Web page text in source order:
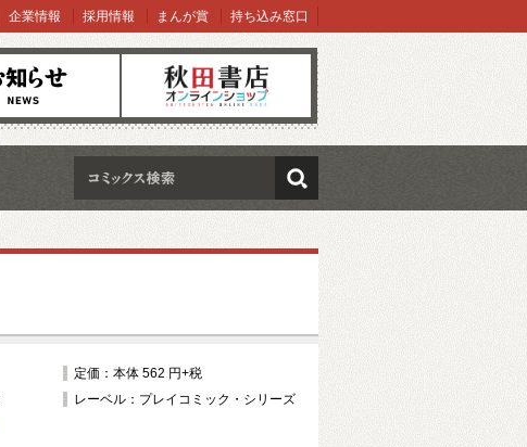
オンラインショップ
企業情報 採用情報 まんが賞 持ち込み窓口
検索
定価：本体 562 円+税
レーベル：プレイコミック・シリーズ